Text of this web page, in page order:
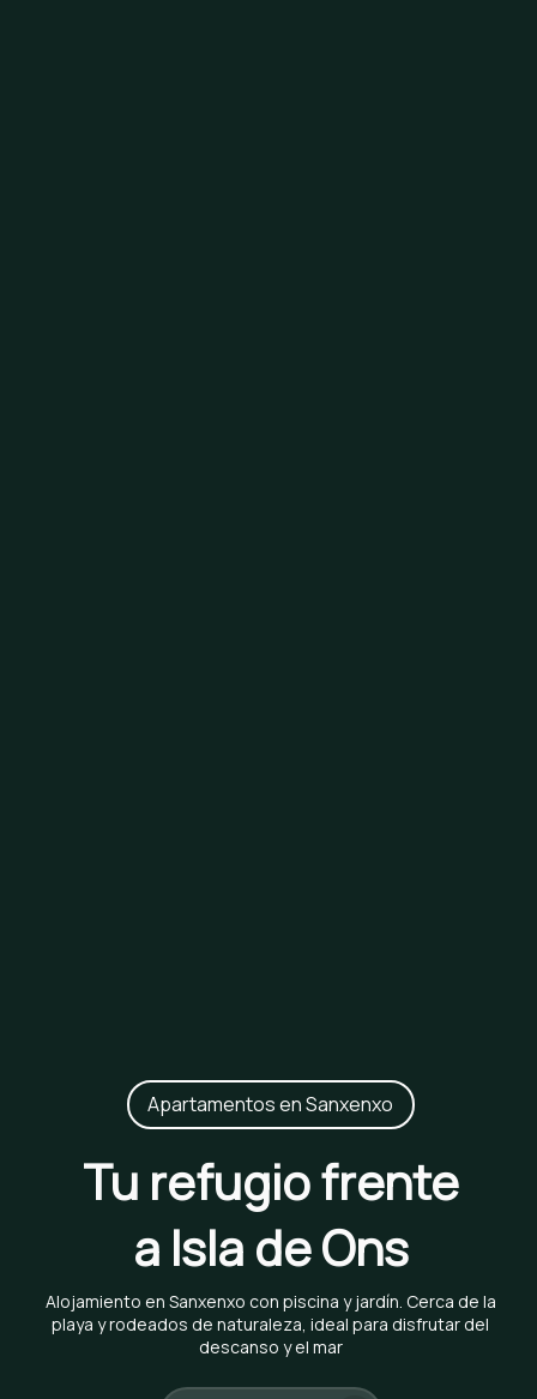
Apartamentos en Sanxenxo
Tu refugio frente
a Isla de Ons
Alojamiento en Sanxenxo con piscina y jardín. Cerca de la
playa y rodeados de naturaleza, ideal para disfrutar del
descanso y el mar